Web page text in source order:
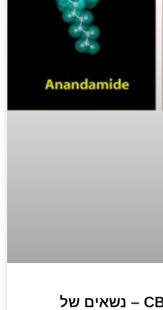
נשאים של THC ו CBD – נשאים של